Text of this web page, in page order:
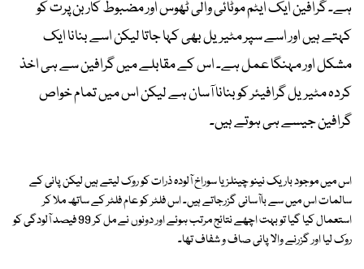
ہے۔ گرافین ایک ایٹم موٹائی والی ٹھوس اور مضبوط کاربن پرت کو
کہتے ہیں اور اسے سپر مٹیریل بھی کہا جاتا لیکن اسے بنانا ایک
مشکل اور مہنگا عمل ہے۔ اس کے مقابلے میں گرافین سے ہی اخذ
کردہ مٹیریل گرافیئر کو بنانا آسان ہے لیکن اس میں تمام خواص
گرافین جیسے ہی ہوتے ہیں۔
اس میں موجود باریک نینو چینلز یا سوراخ آلودہ ذرات کو روک لیتے ہیں لیکن پانی کے
سالمات اس میں سے باآسانی گزرجاتے ہیں۔ اس فلٹر کو عام فلٹر کے ساتھ ملا کر
استعمال کیا گیا تو بہت اچھے نتائج مرتب ہوئے اور دونوں نے مل کر 99 فیصد آلودگی کو
روک لیا اور گزرنے والا پانی صاف و شفاف تھا۔